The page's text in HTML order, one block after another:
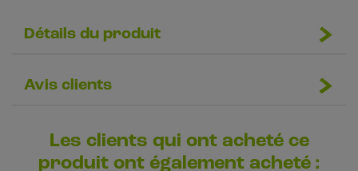
Détails du produit
Avis clients
Les clients qui ont acheté ce
produit ont également acheté :